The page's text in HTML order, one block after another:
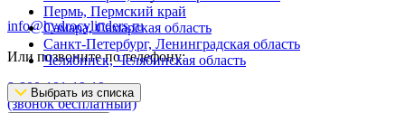
info@hydrocylinders.ru
Или позвоните по телефону:
8-800-101-19-19
(звонок бесплатный)
Пермь, Пермский край
Самара, Самарская область
Санкт-Петербург, Ленинградская область
Челябинск, Челябинская область
Выбрать из списка